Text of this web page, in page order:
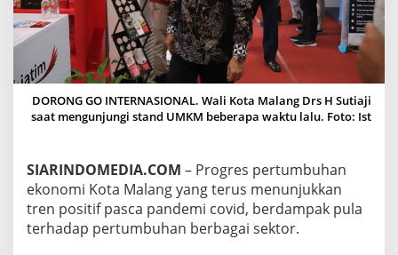
P
E
R
L
A
S
P
A
S
A
R
A
DORONG GO INTERNASIONAL. Wali Kota Malang Drs H Sutiaji
saat mengunjungi stand UMKM beberapa waktu lalu. Foto: Ist
SIARINDOMEDIA.COM – Progres pertumbuhan
ekonomi Kota Malang yang terus menunjukkan
tren positif pasca pandemi covid, berdampak pula
terhadap pertumbuhan berbagai sektor.